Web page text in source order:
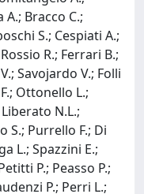
Bracco C.;
S.; Cespiati A.;
R.; Ferrari B.;
Savojardo V.; Folli
Ottonello L.;
N.L.;
S.; Purrello F.; Di
L.; Spazzini E.;
P.; Peasso P.;
P.; Perri L.;